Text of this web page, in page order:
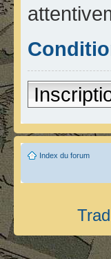
Index du forum